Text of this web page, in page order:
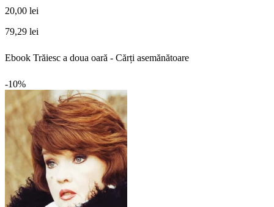
20,00 lei
79,29 lei
Ebook Trăiesc a doua oară - Cărți asemănătoare
-10%